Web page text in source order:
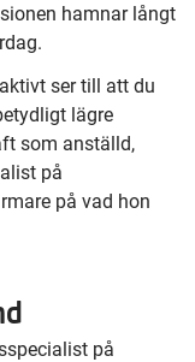
hamnar långt
ser till att du
lägre
som anställd,
på
på vad hon
på